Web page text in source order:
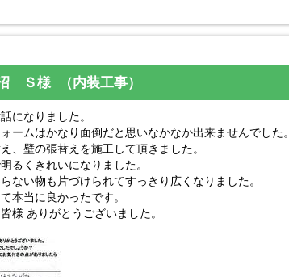
Ｓ様 （内装工事）
になりました。
ームはかなり面倒だと思いなかなか出来ませんでした。
、壁の張替えを施工して頂きました。
るくきれいになりました。
ない物も片づけられてすっきり広くなりました。
本当に良かったです。
様 ありがとうございました。